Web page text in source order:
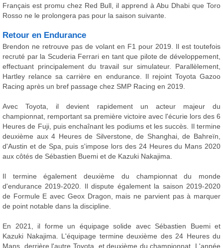
Français est promu chez Red Bull, il apprend à Abu Dhabi que Toro
Rosso ne le prolongera pas pour la saison suivante.
Retour en Endurance
Brendon ne retrouve pas de volant en F1 pour 2019. Il est toutefois
recruté par la Scuderia Ferrari en tant que pilote de développement,
effectuant principalement du travail sur simulateur. Parallèlement,
Hartley relance sa carrière en endurance. Il rejoint Toyota Gazoo
Racing après un bref passage chez SMP Racing en 2019.
Avec Toyota, il devient rapidement un acteur majeur du
championnat, remportant sa première victoire avec l'écurie lors des 6
Heures de Fuji, puis enchaînant les podiums et les succès. Il termine
deuxième aux 4 Heures de Silverstone, de Shanghai, de Bahreïn,
d'Austin et de Spa, puis s'impose lors des 24 Heures du Mans 2020
aux côtés de Sébastien Buemi et de Kazuki Nakajima.
Il termine également deuxième du championnat du monde
d'endurance 2019-2020. Il dispute également la saison 2019-2020
de Formule E avec Geox Dragon, mais ne parvient pas à marquer
de point notable dans la discipline.
En 2021, il forme un équipage solide avec Sébastien Buemi et
Kazuki Nakajima. L'équipage termine deuxième des 24 Heures du
Mans, derrière l'autre Toyota, et deuxième du championnat. L'année